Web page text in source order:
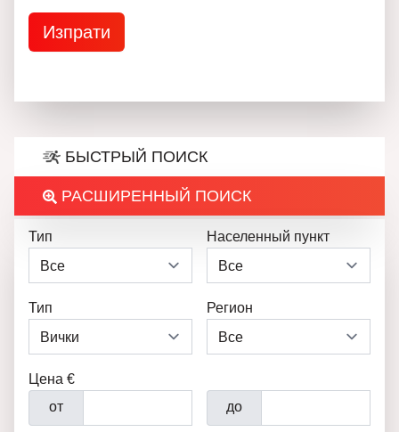
БЫСТРЫЙ ПОИСК
РАСШИРЕННЫЙ ПОИСК
Тип Населенный пункт
Тип Регион
Цена €
от
до